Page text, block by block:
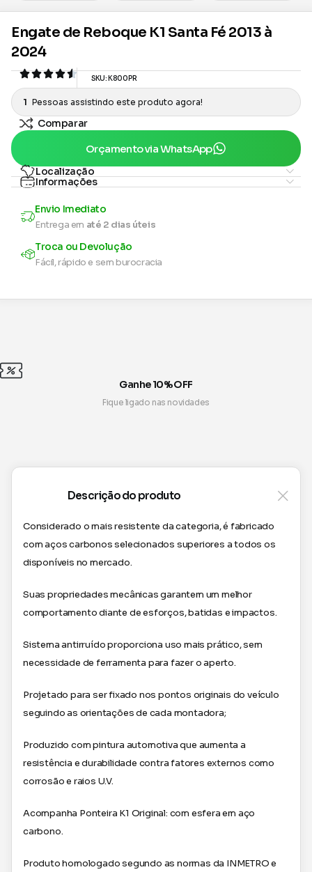
Engate de Reboque K1 Santa Fé 2013 à
2024
SKU: K800PR
1 Pessoas assistindo este produto agora!
Comparar
Orçamento via WhatsApp
Localização
Informações
Envio Imediato
Entrega em até 2 dias úteis
Troca ou Devolução
Fácil, rápido e sem burocracia
Ganhe 10% OFF
Fique ligado nas novidades
Descrição do produto
Considerado o mais resistente da categoria, é fabricado
com aços carbonos selecionados superiores a todos os
disponíveis no mercado.
Suas propriedades mecânicas garantem um melhor
comportamento diante de esforços, batidas e impactos.
Sistema antirruído proporciona uso mais prático, sem
necessidade de ferramenta para fazer o aperto.
Projetado para ser fixado nos pontos originais do veículo
seguindo as orientações de cada montadora;
Produzido com pintura automotiva que aumenta a
resistência e durabilidade contra fatores externos como
corrosão e raios U.V.
Acompanha Ponteira K1 Original: com esfera em aço
carbono.
Produto homologado segundo as normas da INMETRO e